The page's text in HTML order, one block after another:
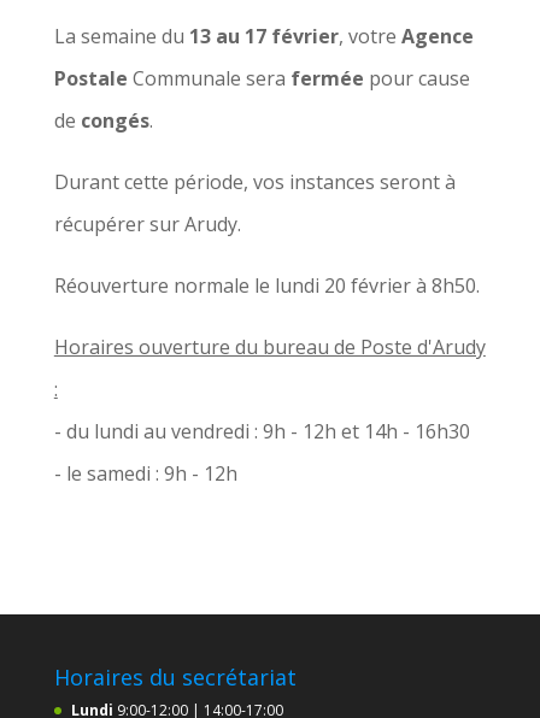
La semaine du 13 au 17 février, votre Agence
Postale Communale sera fermée pour cause
de congés.
Durant cette période, vos instances seront à
récupérer sur Arudy.
Réouverture normale le lundi 20 février à 8h50.
Horaires ouverture du bureau de Poste d'Arudy
:
- du lundi au vendredi : 9h - 12h et 14h - 16h30
- le samedi : 9h - 12h
Horaires du secrétariat
Lundi 9:00-12:00 | 14:00-17:00